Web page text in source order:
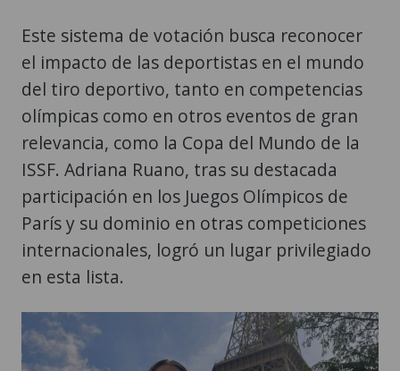
Este sistema de votación busca reconocer
el impacto de las deportistas en el mundo
del tiro deportivo, tanto en competencias
olímpicas como en otros eventos de gran
relevancia, como la Copa del Mundo de la
ISSF. Adriana Ruano, tras su destacada
participación en los Juegos Olímpicos de
París y su dominio en otras competiciones
internacionales, logró un lugar privilegiado
en esta lista.